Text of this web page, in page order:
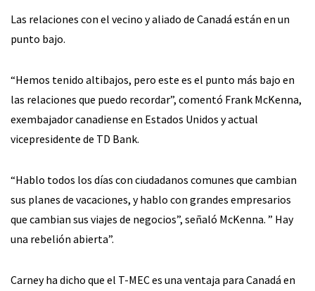
Las relaciones con el vecino y aliado de Canadá están en un
punto bajo.
“Hemos tenido altibajos, pero este es el punto más bajo en
las relaciones que puedo recordar”, comentó Frank McKenna,
exembajador canadiense en Estados Unidos y actual
vicepresidente de TD Bank.
“Hablo todos los días con ciudadanos comunes que cambian
sus planes de vacaciones, y hablo con grandes empresarios
que cambian sus viajes de negocios”, señaló McKenna. ” Hay
una rebelión abierta”.
Carney ha dicho que el T-MEC es una ventaja para Canadá en